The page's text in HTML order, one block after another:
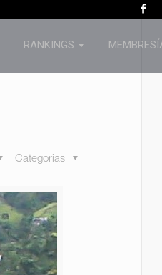
RANKINGS
Categorias